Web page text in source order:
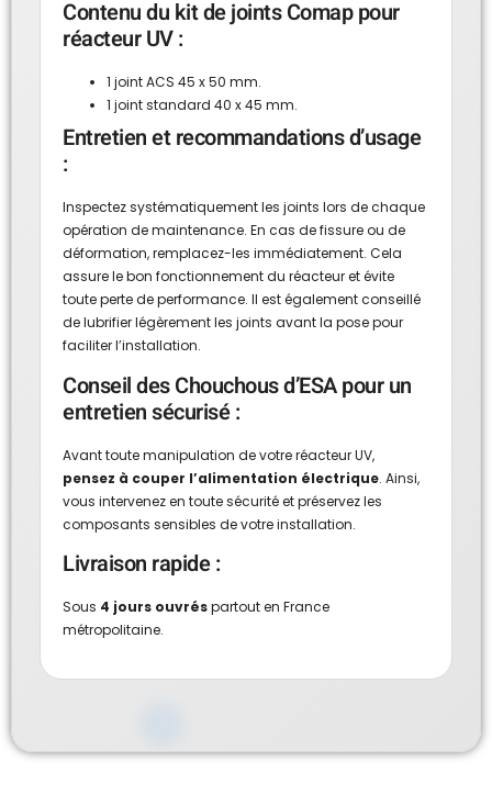
Contenu du kit de joints Comap pour
réacteur UV :
1 joint ACS 45 x 50 mm.
1 joint standard 40 x 45 mm.
Entretien et recommandations d’usage
:
Inspectez systématiquement les joints lors de chaque
opération de maintenance. En cas de fissure ou de
déformation, remplacez-les immédiatement. Cela
assure le bon fonctionnement du réacteur et évite
toute perte de performance. Il est également conseillé
de lubrifier légèrement les joints avant la pose pour
faciliter l’installation.
Conseil des Chouchous d’ESA pour un
entretien sécurisé :
Avant toute manipulation de votre réacteur UV,
pensez à couper l’alimentation électrique. Ainsi,
vous intervenez en toute sécurité et préservez les
composants sensibles de votre installation.
Livraison rapide :
Sous 4 jours ouvréspartout en France
métropolitaine.